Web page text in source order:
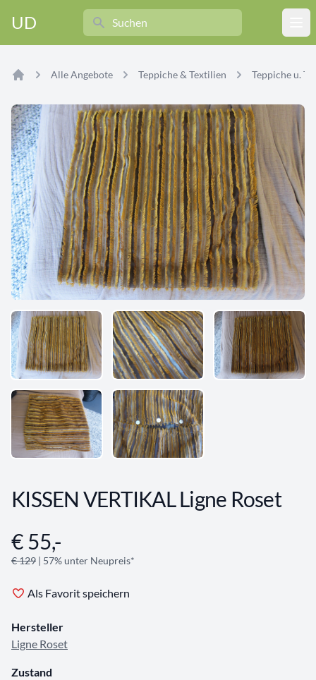
UD
Search
Alle Angebote Teppiche & Textilien Teppiche u.
KISSEN VERTIKAL Ligne Roset
Angebotsinformationen
€ 55,-
€ 129 | 57% unter Neupreis*
Als Favorit speichern
Hersteller
Ligne Roset
Zustand